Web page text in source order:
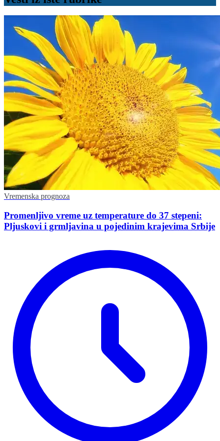
Vremenska prognoza
Promenljivo vreme uz temperature do 37 stepeni:
Pljuskovi i grmljavina u pojedinim krajevima Srbije